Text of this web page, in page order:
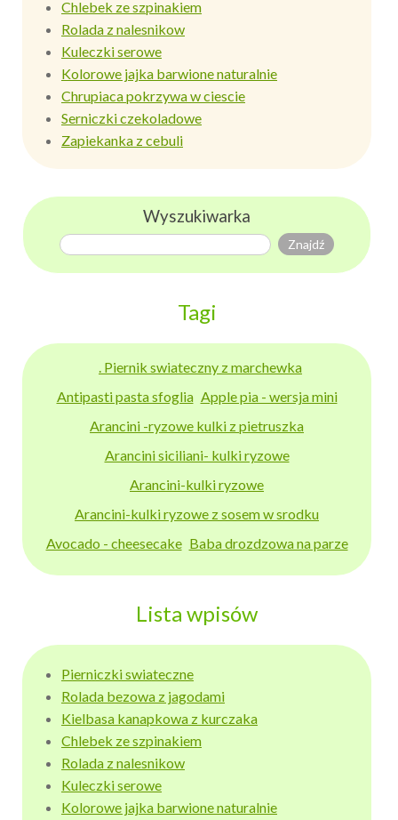
Chlebek ze szpinakiem
Rolada z nalesnikow
Kuleczki serowe
Kolorowe jajka barwione naturalnie
Chrupiaca pokrzywa w ciescie
Serniczki czekoladowe
Zapiekanka z cebuli
Wyszukiwarka
Tagi
. Piernik swiateczny z marchewka
Antipasti pasta sfoglia Apple pia - wersja mini
Arancini -ryzowe kulki z pietruszka
Arancini siciliani- kulki ryzowe
Arancini-kulki ryzowe
Arancini-kulki ryzowe z sosem w srodku
Avocado - cheesecake Baba drozdzowa na parze
Lista wpisów
Pierniczki swiateczne
Rolada bezowa z jagodami
Kielbasa kanapkowa z kurczaka
Chlebek ze szpinakiem
Rolada z nalesnikow
Kuleczki serowe
Kolorowe jajka barwione naturalnie